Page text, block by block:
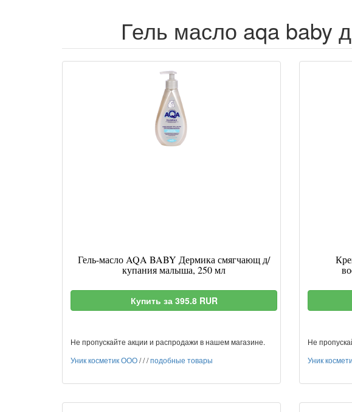
Гель масло aqa baby
Гель-масло AQA BABY Дермика смягчающ д/
купания малыша, 250 мл
Купить за 395.8 RUR
Не пропускайте акции и распродажи в нашем магазине.
Уник косметик ООО///подобные товары
Не
Уник